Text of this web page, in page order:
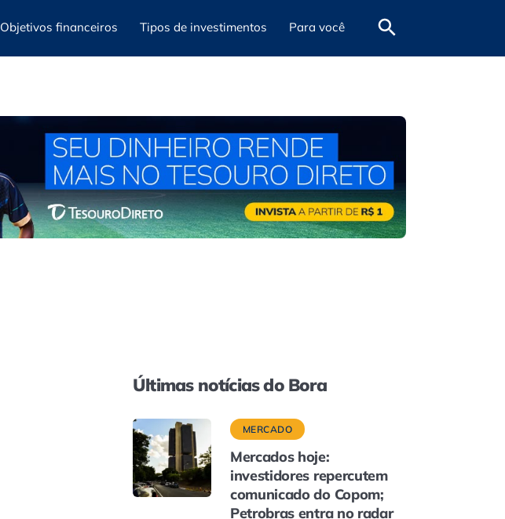
Objetivos financeiros Tipos de investimentos Para você
Últimas notícias do Bora
MERCADO
Mercados hoje:
investidores repercutem
comunicado do Copom;
Petrobras entra no radar